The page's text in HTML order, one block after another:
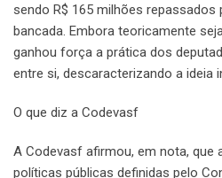
sendo R$ 165 milhões repassados
bancada. Embora teoricamente
ganhou força a prática dos
entre si, descaracterizando a ideia
O que diz a Codevasf
A Codevasf afirmou, em nota, que
políticas públicas definidas pelo